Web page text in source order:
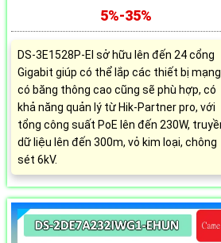
5%-35%
DS-3E1528P-EI sở hữu lên đến 24 cổng
Gigabit giúp có thể lắp các thiết bị mạng
có băng thông cao cũng sẽ phù hợp, có
khả năng quản lý từ Hik-Partner pro, với
tổng công suất PoE lên đến 230W,
dữ liệu lên đến 300m, vỏ kim loại, chông
sét 6kV.